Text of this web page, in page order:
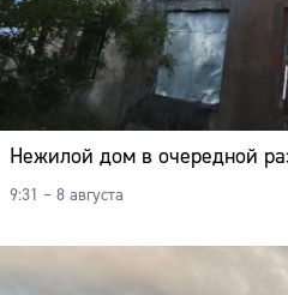
Нежилой дом в очередной
9:31 – 8 августа
Сайт: